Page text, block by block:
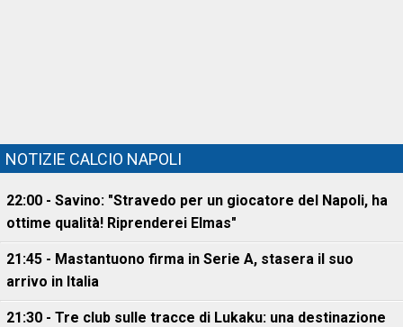
NOTIZIE CALCIO NAPOLI
22:00 - Savino: "Stravedo per un giocatore del Napoli, ha
ottime qualità! Riprenderei Elmas"
21:45 - Mastantuono firma in Serie A, stasera il suo
arrivo in Italia
21:30 - Tre club sulle tracce di Lukaku: una destinazione